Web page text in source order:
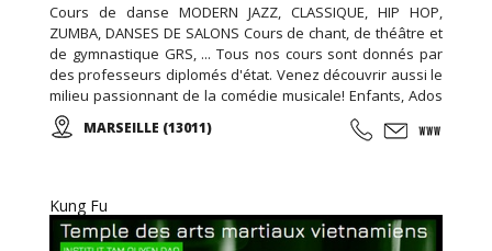
Cours de danse MODERN JAZZ, CLASSIQUE, HIP HOP,
ZUMBA, DANSES DE SALONS Cours de chant, de théâtre et
de gymnastique GRS, ... Tous nos cours sont donnés par
des professeurs diplomés d'état. Venez découvrir aussi le
milieu passionnant de la comédie musicale! Enfants, Ados
et Adultes. Stages vacances, Anniversaires, ... Cours
d'essai offert !
MARSEILLE (13011)
Kung Fu